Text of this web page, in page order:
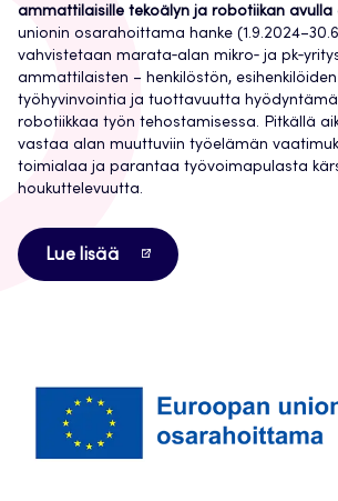
ammattilaisille tekoälyn ja robotiikan avulla
unionin osarahoittama hanke
vahvistetaan marata‑alan mikro‑ ja
ammattilaisten – henkilöstön,
työhyvinvointia ja tuottavuutta
robotiikkaa työn tehostamisessa. Pitkällä
vastaa alan muuttuviin työelämän
toimialaa ja parantaa työvoimapulasta
houkuttelevuutta.
Lue lisää
Avautuu
uuteen